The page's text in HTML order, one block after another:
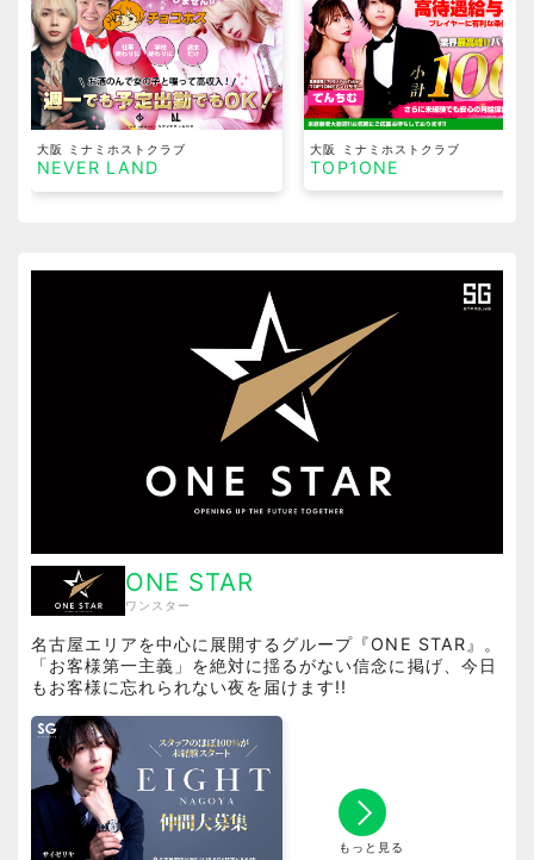
大阪 ミナミホストクラブ
NEVER LAND
大阪 ミナミホストクラブ
TOP1ONE
ONE STAR
ワンスター
名古屋エリアを中心に展開するグループ『ONE STAR』。
「お客様第一主義」を絶対に揺るがない信念に掲げ、今日
もお客様に忘れられない夜を届けます!!
もっと見る